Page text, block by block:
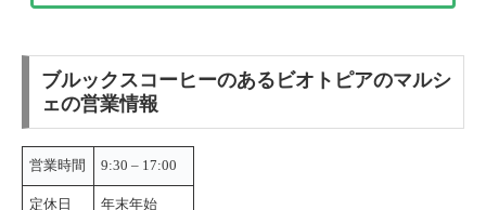
ブルックスコーヒーのあるビオトピアのマルシ
ェの営業情報
営業時間 9:30 – 17:00
定休日 年末年始